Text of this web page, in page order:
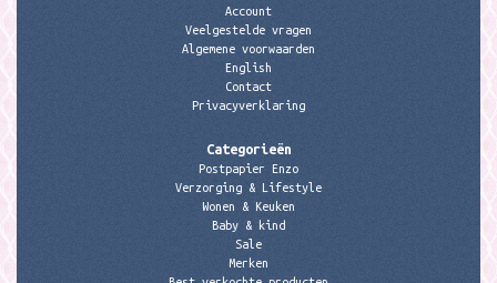
Account
Veelgestelde vragen
Algemene voorwaarden
English
Contact
Privacyverklaring
Categorieën
Postpapier Enzo
Verzorging & Lifestyle
Wonen & Keuken
Baby & kind
Sale
Merken